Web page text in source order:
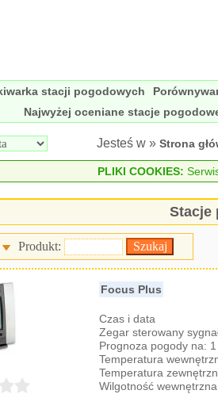
stacji pogodowych
Najwyżej oceniane stacje
Jesteś w » Strona
PLIKI COOKIES:
Stacje
Produkt:
Focus Plus
Czas i data
Zegar sterowany
Prognoza pogody na:
Temperatura
Temperatura
Wilgotność wewnętrzna